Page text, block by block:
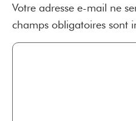
Votre adresse e-mail ne
champs obligatoires sont